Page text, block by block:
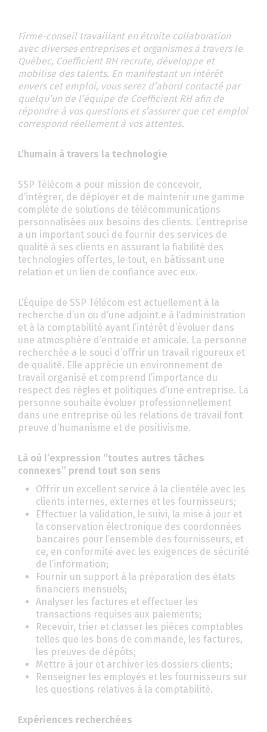
Firme-conseil travaillant en étroite collaboration
avec diverses entreprises et organismes à travers le
Québec, Coefficient RH recrute, développe et
mobilise des talents. En manifestant un intérêt
envers cet emploi, vous serez d’abord contacté par
quelqu’un de l’équipe de Coefficient RH afin de
répondre à vos questions et s’assurer que cet emploi
correspond réellement à vos attentes.
L’humain à travers la technologie
SSP Télécom a pour mission de concevoir,
d’intégrer, de déployer et de maintenir une gamme
complète de solutions de télécommunications
personnalisées aux besoins des clients. L’entreprise
a un important souci de fournir des services de
qualité à ses clients en assurant la fiabilité des
technologies offertes, le tout, en bâtissant une
relation et un lien de confiance avec eux.
L’Équipe de SSP Télécom est actuellement à la
recherche d’un ou d’une adjoint.e à l’administration
et à la comptabilité ayant l’intérêt d’évoluer dans
une atmosphère d’entraide et amicale. La personne
recherchée a le souci d’offrir un travail rigoureux et
de qualité. Elle apprécie un environnement de
travail organisé et comprend l’importance du
respect des règles et politiques d’une entreprise. La
personne souhaite évoluer professionnellement
dans une entreprise où les relations de travail font
preuve d’humanisme et de positivisme.
Là où l’expression ‘’toutes autres tâches
connexes’’ prend tout son sens
Offrir un excellent service à la clientèle avec les
clients internes, externes et les fournisseurs;
Effectuer la validation, le suivi, la mise à jour et
la conservation électronique des coordonnées
bancaires pour l’ensemble des fournisseurs, et
ce, en conformité avec les exigences de sécurité
de l’information;
Fournir un support à la préparation des états
financiers mensuels;
Analyser les factures et effectuer les
transactions requises aux paiements;
Recevoir, trier et classer les pièces comptables
telles que les bons de commande, les factures,
les preuves de dépôts;
Mettre à jour et archiver les dossiers clients;
Renseigner les employés et les fournisseurs sur
les questions relatives à la comptabilité.
Expériences recherchées